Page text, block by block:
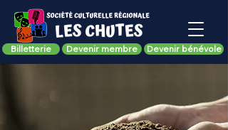
Devenir membre Devenir bénévole
Billetterie